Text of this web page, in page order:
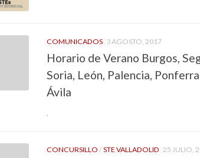
COMUNICADOS 3 AGOSTO, 2017
Horario de Verano Burgos,
Soria, León, Palencia,
Ávila
.
CONCURSILLO /STE VALLADOLID 25 JULIO,